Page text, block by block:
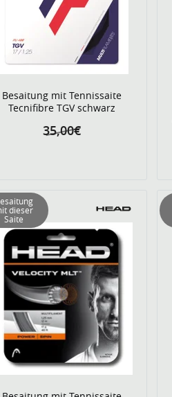
Besaitung mit Tennissaite
Tecnifibre TGV schwarz
35,00€
dieser
Saite